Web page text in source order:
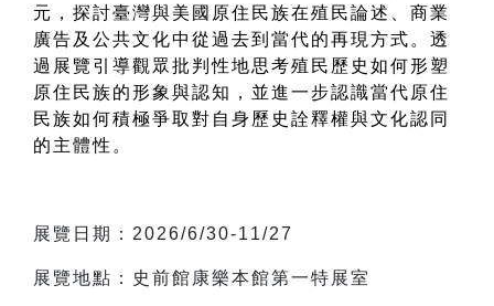
元，探討臺灣與美國原住民族在殖民論述、商業
廣告及公共文化中從過去到當代的再現方式。透
過展覽引導觀眾批判性地思考殖民歷史如何形塑
原住民族的形象與認知，並進一步認識當代原住
民族如何積極爭取對自身歷史詮釋權與文化認同
的主體性。
展覽日期：2026/6/30-11/27
展覽地點：史前館康樂本館第一特展室